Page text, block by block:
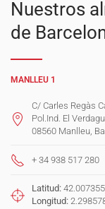
Nuestros
de
MANLLEU 1
C/ Carles Regàs
Pol.Ind. El
08560 Manlleu,
+ 34 938 517 280
Latitud: 42.007355
Longitud: